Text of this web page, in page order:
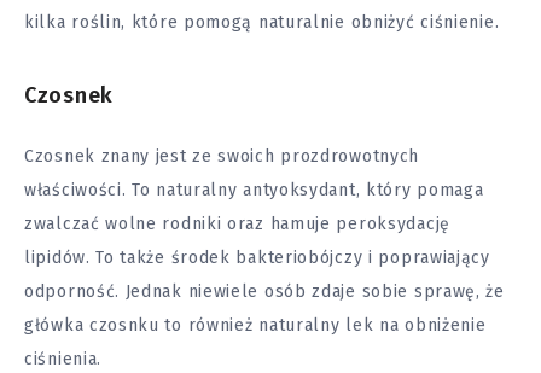
kilka roślin, które pomogą naturalnie obniżyć ciśnienie.
Czosnek
Czosnek znany jest ze swoich prozdrowotnych
właściwości. To naturalny antyoksydant, który pomaga
zwalczać wolne rodniki oraz hamuje peroksydację
lipidów. To także środek bakteriobójczy i poprawiający
odporność. Jednak niewiele osób zdaje sobie sprawę, że
główka czosnku to również naturalny lek naobniżenie
ciśnienia.